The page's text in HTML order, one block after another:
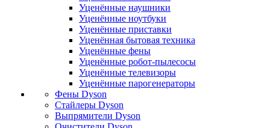
Уценённые наушники
Уценённые ноутбуки
Уценённые приставки
Уценённая бытовая техника
Уценённые фены
Уценённые робот-пылесосы
Уценённые телевизоры
Уценённые парогенераторы
Фены Dyson
Стайлеры Dyson
Выпрямители Dyson